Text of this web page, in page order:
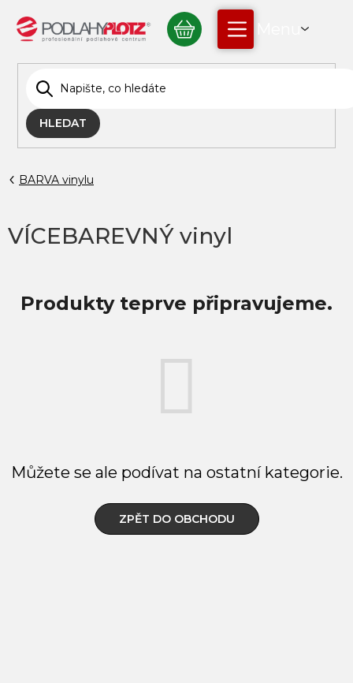
obsah
HLEDAT
NÁKUPNÍ
KOŠÍK
BARVA vinylu
VÍCEBAREVNÝ vinyl
Produkty teprve připravujeme.
Můžete se ale podívat na ostatní kategorie.
ZPĚT DO OBCHODU